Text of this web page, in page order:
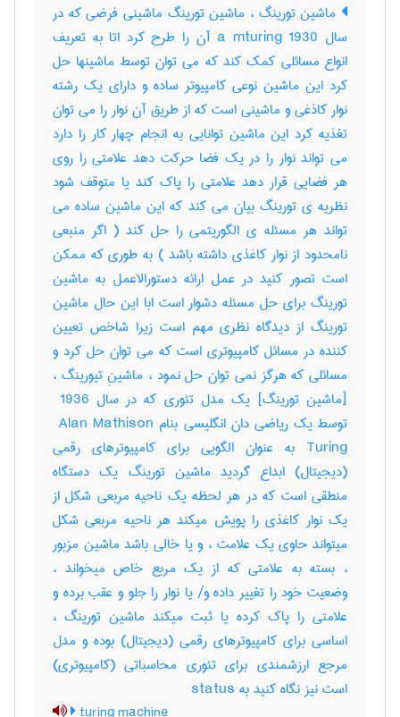
ماشین تورینگ ، ماشین تورینگ ماشینی فرضی که در
سال 1930 a mturing آن را طرح کرد اتا به تعریف
انواع مسائلی کمک کند که می توان توسط ماشینها حل
کرد این ماشین نوعی کامپیوتر ساده و دارای یک رشته
نوار کاذغی و ماشینی است که از طریق آن نوار را می توان
تغذیه کرد این ماشین توانایی به انجام چهار کار را دارد
می تواند نوار را در یک فضا حرکت دهد علامتی را روی
هر فضایی قرار دهد علامتی را پاک کند یا متوقف شود
نظریه ی تورینگ بیان می کند که این ماشین ساده می
تواند هر مسئله ی الگوریتمی را حل کند ( اگر منبعی
نامحدود از نوار کاغذی داشته باشد ) به طوری که ممکن
است تصور کنید در عمل ارائه دستورالاعمل به ماشین
تورینگ برای حل مسئله دشوار است ابا این حال ماشین
تورینگ از دیدگاه نظری مهم است زیرا شاخص تعیین
کننده در مسائل کامپیوتری است که می توان حل کرد و
مسائلی که هرگز نمی توان حل نمود ، ماشینِ تیورینگ ،
[ماشین تورینگ] یک مدل تئوری که در سال ‎ 1936
توسط یک ریاضی دان انگلیسی بنام ‎ Alan Mathison
Turing به عنوان الگویی برای کامپیوترهای رقمی
(دیجیتال) ابداع گردید ماشین تورینگ یک دستگاه
منطقی است که در هر لحظه یک ناحیه مربعی شکل از
یک نوار کاغذی را پویش میکند هر ناحیه مربعی شکل
میتواند حاوی یک علامت ، و یا خالی باشد ماشین مزبور
، بسته به علامتی که از یک مربع خاص میخواند ،
وضعیت خود را تغییر داده و‎/ یا نوار را جلو و عقب برده و
علامتی را پاک کرده یا ثبت میکند ماشین تورینگ ،
اساسی برای کامپیوترهای رقمی (دیجیتال) بوده و مدل
مرجع ارزشمندی برای تئوری محاسباتی (کامپیوتری)
است نیز نگاه کنید به ‎ status